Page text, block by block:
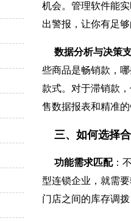
机会。管理软件能
出警报，让你有足
数据分析与决策
些商品是畅销款，
款式。对于滞销款
售数据报表和精准
三、如何选择
功能需求匹配：
型连锁企业，就需
门店之间的库存调